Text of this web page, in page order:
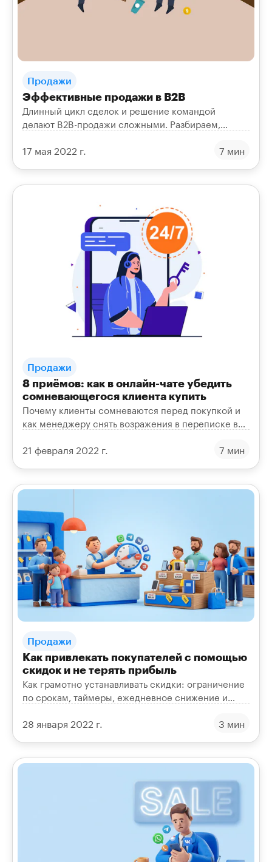
Продажи
Эффективные продажи в B2B
Длинный цикл сделок и решение командой
делают B2B-продажи сложными. Разбираем,
сложные продукты и закрывать возражения.
17 мая 2022 г. 7 мин
Продажи
8 приёмов: как в онлайн-чате убедить
сомневающегося клиента купить
Почему клиенты сомневаются перед покупкой и
как менеджеру снять возражения в переписке в
продаж.
21 февраля 2022 г. 7 мин
Продажи
Как привлекать покупателей с помощью
скидок и не терять прибыль
Как грамотно устанавливать скидки: ограничение
по срокам, таймеры, ежедневное снижение и
сохраняют доход.
28 января 2022 г. 3 мин